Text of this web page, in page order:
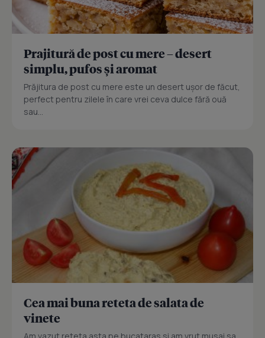
Prajitură de post cu mere – desert
simplu, pufos și aromat
Prăjitura de post cu mere este un desert ușor de făcut,
perfect pentru zilele în care vrei ceva dulce fără ouă
sau...
Cea mai buna reteta de salata de
vinete